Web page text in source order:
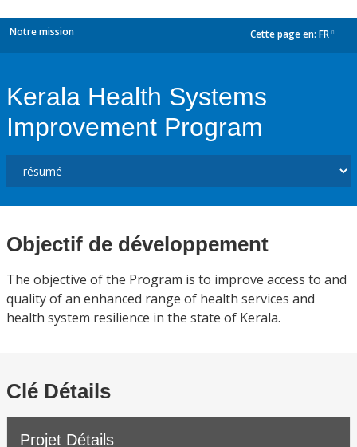
Notre mission Cette page en: FR
Kerala Health Systems
Improvement Program
Objectif de développement
The objective of the Program is to improve access to and
quality of an enhanced range of health services and
health system resilience in the state of Kerala.
Clé Détails
Projet Détails